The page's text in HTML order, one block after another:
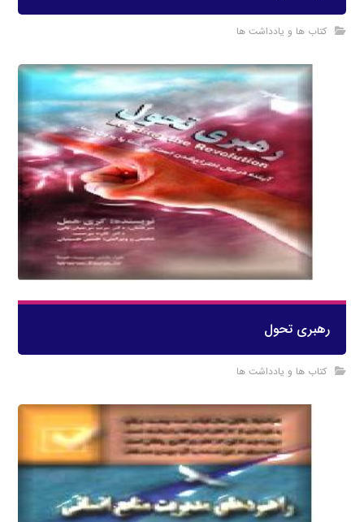
کتاب ها و یادداشت ها
رهبري تحول
کتاب ها و یادداشت ها